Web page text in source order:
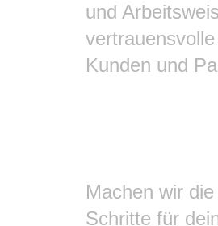
und
Kunden und
Machen wir
Schritte für